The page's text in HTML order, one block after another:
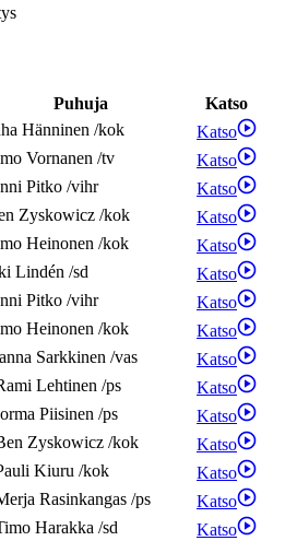
Puhuja
Katso
Hänninen /kok
Katso
Vornanen /tv
Katso
Pitko /vihr
Katso
Zyskowicz /kok
Katso
Heinonen /kok
Katso
Lindén /sd
Katso
Pitko /vihr
Katso
Heinonen /kok
Katso
Sarkkinen /vas
Katso
Lehtinen /ps
Katso
Piisinen /ps
Katso
Zyskowicz /kok
Katso
Kiuru /kok
Katso
Rasinkangas /ps
Katso
Harakka /sd
Katso